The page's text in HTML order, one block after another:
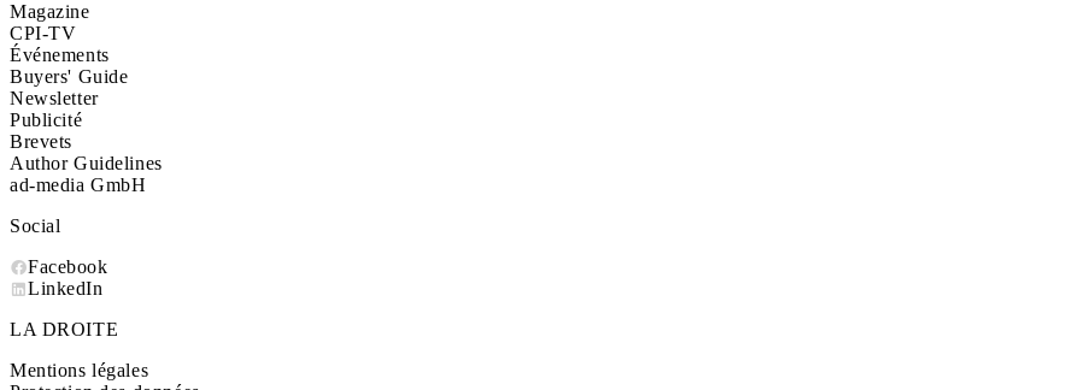
Magazine
CPI-TV
Événements
Buyers' Guide
Newsletter
Publicité
Brevets
Author Guidelines
ad-media GmbH
Social
Facebook
LinkedIn
LA DROITE
Mentions légales